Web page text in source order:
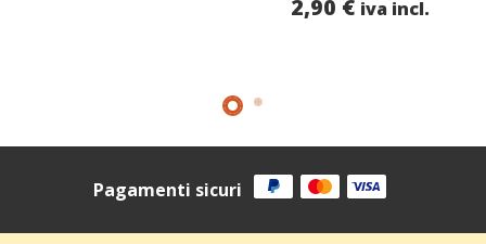
2,90 € iva incl.
Pagamenti sicuri